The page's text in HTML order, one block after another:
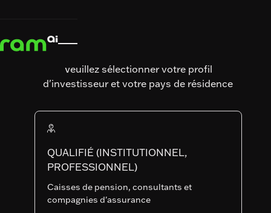
Veuillez sélectionner votre profil
d'investisseur et votre pays de résidence
QUALIFIÉ (INSTITUTIONNEL,
PROFESSIONNEL)
Caisses de pension, consultants et
compagnies d'assurance
Publications sur
les Fonds
Avis aux Actionnaires
RAM (Lux)
25.06.2026